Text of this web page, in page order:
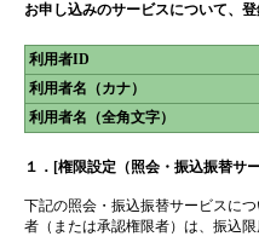
お申し込みのサービスについて、
利用者ID
利用者名（カナ）
利用者名（全角文字）
１．[権限設定（照会・振込振替サ
下記の照会・振込振替サービスに
者（または承認権限者）は、振込限